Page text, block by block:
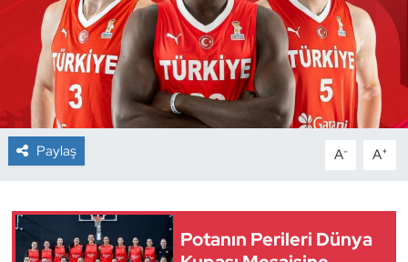
Paylaş A- A+
Potanın Perileri Dünya
Çim Hokeyi
Cimnastik
Curling
Dağcılık
Dans Sporları